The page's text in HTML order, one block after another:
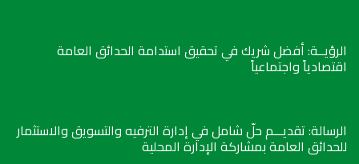
الرؤيــة: أفضل شريك في تحقيق استدامة الحدائق العامة
اقتصادياً واجتماعياً
الرسالة: تقديـــم حلّ شامل في إدارة الترفيه والتسويق والاستثمار
للحدائق العامة بمشاركة الإدارة المحلية